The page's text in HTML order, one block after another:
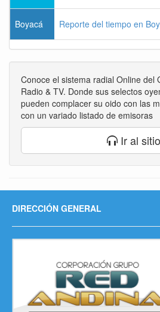
Boyacá Reporte del tiempo en
Conoce el sistema radial Online del
Radio & TV. Donde sus selectos
pueden complacer su oido con las
con un variado listado de emisoras
Ir al sitio
DIRECCIÓN GENERAL